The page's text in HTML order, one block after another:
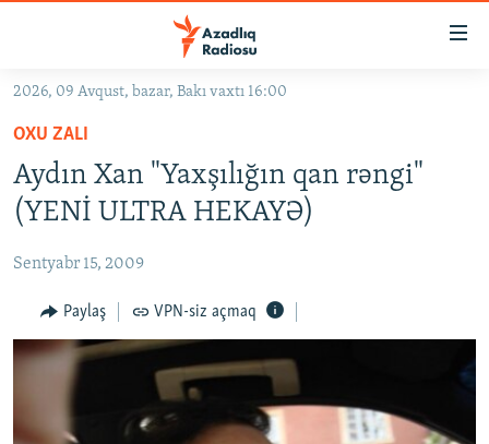
Əsas
qayıt
Əsas
naviqasiyaya
qayıt
Axtarışa
#İZAHLA
KORRUPSIOMETR
#ƏSLINDƏ
FƏRQƏ BAX
QANUNI DOĞRU
ARAŞDIRMA
MULTIMEDIA
VIDEO
RADIO ARXIV
2026, 09 Avqust, bazar, Bakı vaxtı 16:00
OXU ZALI
Aydın Xan "Yaxşılığın qan rəngi"
(YENİ ULTRA HEKAYƏ)
Sentyabr 15, 2009
Paylaş VPN-siz açmaq